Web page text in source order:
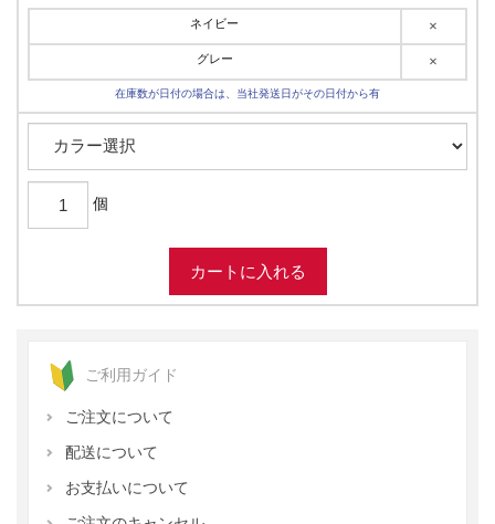
ネイビー ×
グレー ×
在庫数が日付の場合は、当社発送日がその日付から有
個
ご利用ガイド
ご注文について
配送について
お支払いについて